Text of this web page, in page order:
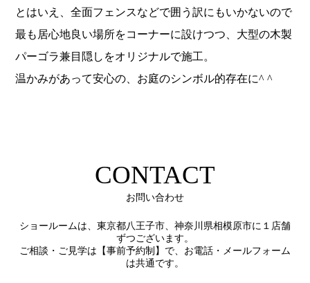
とはいえ、全面フェンスなどで囲う訳にもいかないので
最も居心地良い場所をコーナーに設けつつ、大型の木製
パーゴラ兼目隠しをオリジナルで施工。
温かみがあって安心の、お庭のシンボル的存在に^ ^
CONTACT
お問い合わせ
ショールームは、東京都八王子市、神奈川県相模原市に１店舗
ずつございます。
ご相談・ご見学は【事前予約制】で、お電話・メールフォーム
は共通です。